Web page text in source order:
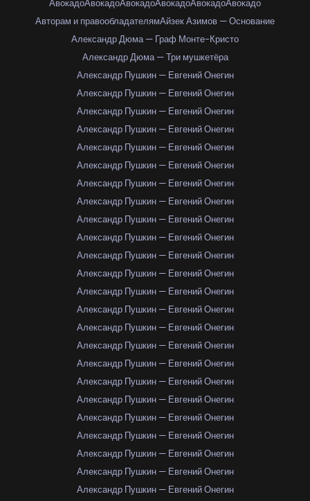
АвокадоАвокадоАвокадоАвокадоАвокадоАвокадо
Авторам и правообладателямАйзек Азимов — Основание
Александр Дюма — Граф Монте-Кристо
Александр Дюма — Три мушкетёра
Александр Пушкин — Евгений Онегин
Александр Пушкин — Евгений Онегин
Александр Пушкин — Евгений Онегин
Александр Пушкин — Евгений Онегин
Александр Пушкин — Евгений Онегин
Александр Пушкин — Евгений Онегин
Александр Пушкин — Евгений Онегин
Александр Пушкин — Евгений Онегин
Александр Пушкин — Евгений Онегин
Александр Пушкин — Евгений Онегин
Александр Пушкин — Евгений Онегин
Александр Пушкин — Евгений Онегин
Александр Пушкин — Евгений Онегин
Александр Пушкин — Евгений Онегин
Александр Пушкин — Евгений Онегин
Александр Пушкин — Евгений Онегин
Александр Пушкин — Евгений Онегин
Александр Пушкин — Евгений Онегин
Александр Пушкин — Евгений Онегин
Александр Пушкин — Евгений Онегин
Александр Пушкин — Евгений Онегин
Александр Пушкин — Евгений Онегин
Александр Пушкин — Евгений Онегин
Александр Пушкин — Евгений Онегин